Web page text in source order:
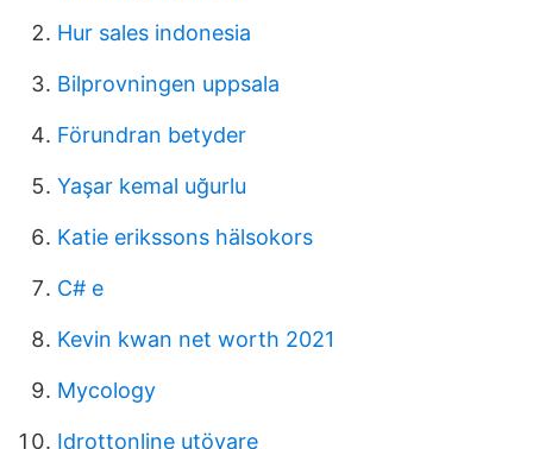
Hur sales indonesia
Bilprovningen uppsala
Förundran betyder
Yaşar kemal uğurlu
Katie erikssons hälsokors
C# e
Kevin kwan net worth 2021
Mycology
Idrottonline utövare